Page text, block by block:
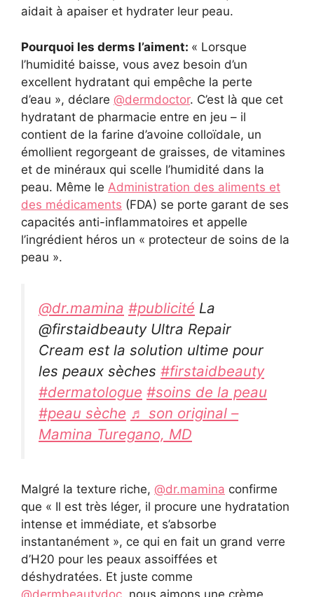
aidait à apaiser et hydrater leur peau.
Pourquoi les derms l’aiment: « Lorsque
l’humidité baisse, vous avez besoin d’un
excellent hydratant qui empêche la perte
d’eau », déclare @dermdoctor. C’est là que cet
hydratant de pharmacie entre en jeu – il
contient de la farine d’avoine colloïdale, un
émollient regorgeant de graisses, de vitamines
et de minéraux qui scelle l’humidité dans la
peau. Même le Administration des aliments et
des médicaments (FDA) se porte garant de ses
capacités anti-inflammatoires et appelle
l’ingrédient héros un « protecteur de soins de la
peau ».
@dr.mamina #publicité La
@firstaidbeauty Ultra Repair
Cream est la solution ultime pour
les peaux sèches #firstaidbeauty
#dermatologue #soins de la peau
#peau sèche ♬ son original –
Mamina Turegano, MD
Malgré la texture riche, @dr.mamina confirme
que « Il est très léger, il procure une hydratation
intense et immédiate, et s’absorbe
instantanément », ce qui en fait un grand verre
d’H20 pour les peaux assoiffées et
déshydratées. Et juste comme
@dermbeautydoc , nous aimons une crème